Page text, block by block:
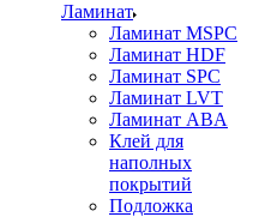
Ламинат
Ламинат MSPC
Ламинат HDF
Ламинат SPC
Ламинат LVT
Ламинат ABA
Клей для
наполных
покрытий
Подложка